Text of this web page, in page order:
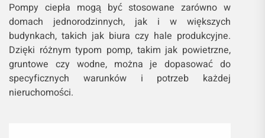
Pompy ciepła mogą być stosowane zarówno w
domach jednorodzinnych, jak i w większych
budynkach, takich jak biura czy hale produkcyjne.
Dzięki różnym typom pomp, takim jak powietrzne,
gruntowe czy wodne, można je dopasować do
specyficznych warunków i potrzeb każdej
nieruchomości.